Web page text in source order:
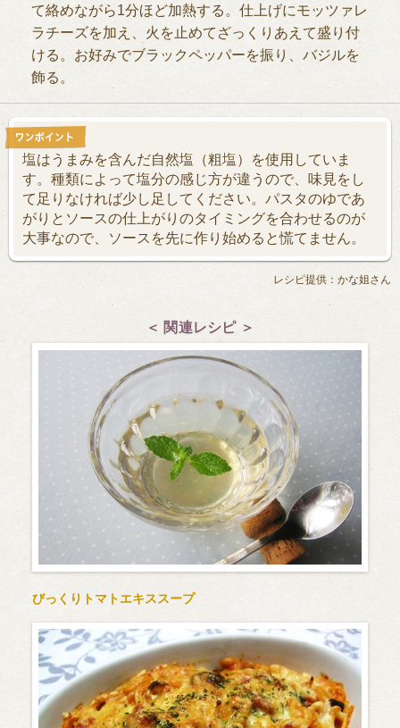
て絡めながら1分ほど加熱する。仕上げにモッツァレ
ラチーズを加え、火を止めてざっくりあえて盛り付
ける。お好みでブラックペッパーを振り、バジルを
飾る。
塩はうまみを含んだ自然塩（粗塩）を使用していま
す。種類によって塩分の感じ方が違うので、味見をし
て足りなければ少し足してください。パスタのゆであ
がりとソースの仕上がりのタイミングを合わせるのが
大事なので、ソースを先に作り始めると慌てません。
レシピ提供：かな姐さん
＜ 関連レシピ ＞
びっくりトマトエキススープ